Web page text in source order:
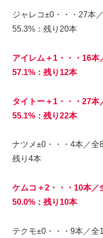
ジャレコ±0・・・27本
55.3%：残り20本
アイレム＋1・・・16
57.1%：残り12本
タイトー＋1・・・27
55.1%：残り22本
ナツメ±0・・・4本／全
残り4本
ケムコ＋2・・・10本／
50.0%：残り10本
テクモ±0・・・9本／全